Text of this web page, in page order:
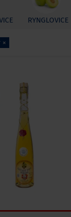
RYNGLOVICE